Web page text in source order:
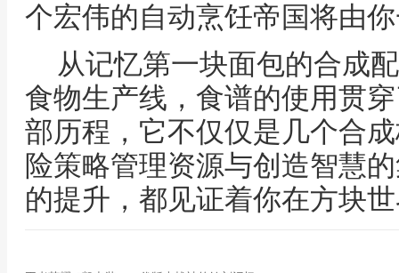
个宏伟的自动烹饪帝国将由
从记忆第一块面包的合成
食物生产线，食谱的使用贯
部历程，它不仅仅是几个合
险策略管理资源与创造智慧
的提升，都见证着你在方块